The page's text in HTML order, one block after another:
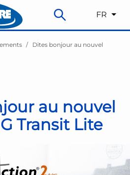
FR
Dites bonjour au nouvel
au nouvel
Transit Lite